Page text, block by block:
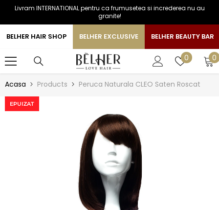
SARI LA CONTINUT
Livram INTERNATIONAL pentru ca frumusetea si increderea nu au
granite!
BELHER HAIR SHOP BELHER EXCLUSIVE BELHER BEAUTY BAR
0 Liste
00
Acasa Products Peruca Naturala CLEO Saten Roscat
EPUIZAT